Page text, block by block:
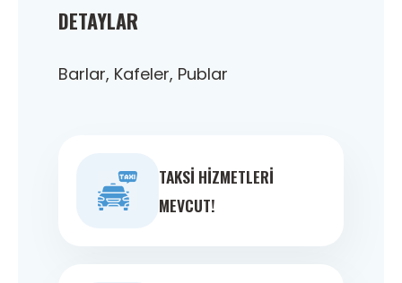
DETAYLAR
Barlar, Kafeler, Publar
TAKSI HIZMETLERI
MEVCUT!